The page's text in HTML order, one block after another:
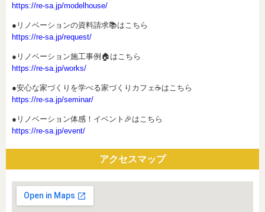
https://re-sa.jp/modelhouse/
●リノベーションの資料請求📚はこちら
https://re-sa.jp/request/
●リノベーション施工事例🏠はこちら
https://re-sa.jp/works/
●安心な家づくりを学べる家づくりカフェ☕はこちら
https://re-sa.jp/seminar/
●リノベーション体感！イベント🎉はこちら
https://re-sa.jp/event/
アクセスマップ